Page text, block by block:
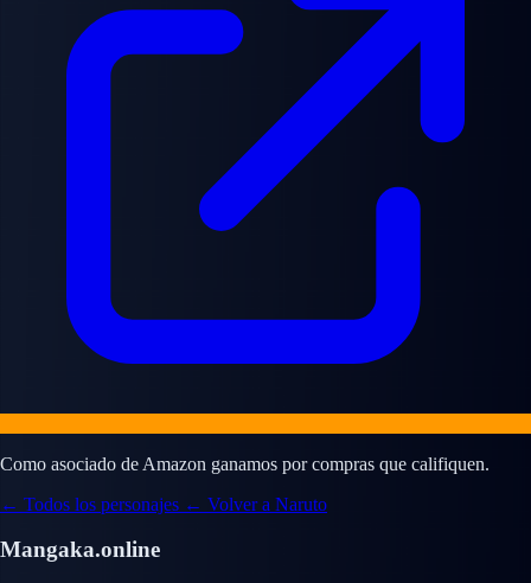
Como asociado de Amazon ganamos por compras que califiquen.
← Todos los personajes ← Volver a Naruto
Mangaka.online